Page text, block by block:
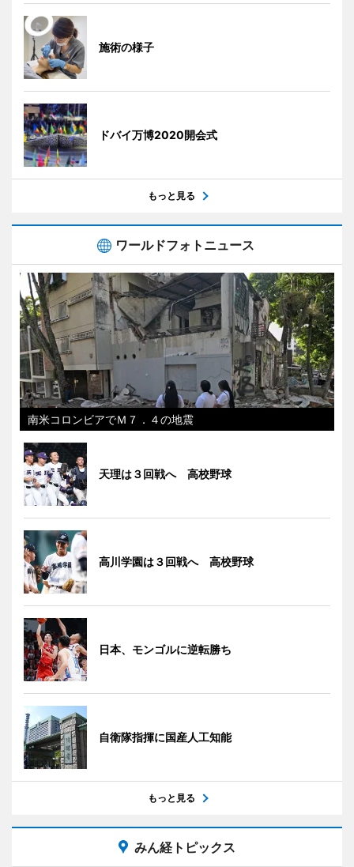
施術の様子
ドバイ万博2020開会式
もっと見る
ワールドフォトニュース
南米コロンビアでＭ７．４の地震
天理は３回戦へ 高校野球
高川学園は３回戦へ 高校野球
日本、モンゴルに逆転勝ち
自衛隊指揮に国産人工知能
もっと見る
みん経トピックス